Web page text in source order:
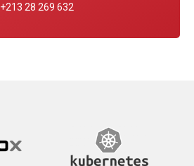
+213 28 269 632